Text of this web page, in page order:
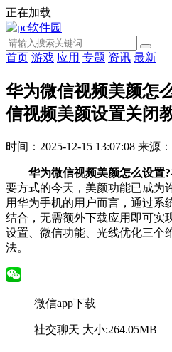
正在加载
首页 游戏 应用 专题 资讯 最新
华为微信视频美颜怎
信视频美颜设置关闭
时间：2025-12-15 13:07:08 来源
华为微信视频美颜怎么设置?
要方式的今天，美颜功能已成为
用华为手机的用户而言，通过系
结合，无需额外下载应用即可实
设置、微信功能、光线优化三个
法。
微信app下载
社交聊天 大小:264.05MB